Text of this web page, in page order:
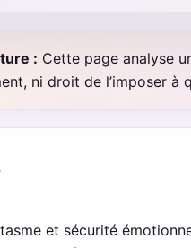
: Cette page analyse
ni droit de l’imposer à
et sécurité